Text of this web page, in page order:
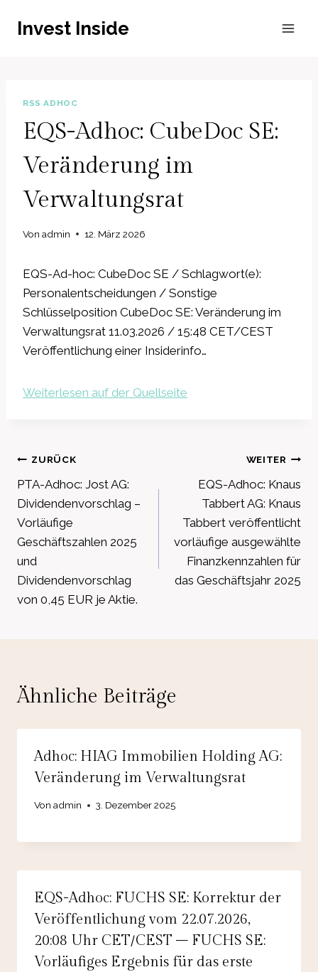
InhaltInvest Inside
RSS ADHOC
EQS-Adhoc: CubeDoc SE:
Veränderung im
Verwaltungsrat
Von admin 12. März 2026
EQS-Ad-hoc: CubeDoc SE / Schlagwort(e):
Personalentscheidungen / Sonstige
Schlüsselposition CubeDoc SE: Veränderung im
Verwaltungsrat 11.03.2026 / 15:48 CET/CEST
Veröffentlichung einer Insiderinfo…
Weiterlesen auf der Quellseite
Beitragsnavigation
ZURÜCK
PTA-Adhoc: Jost AG:
Dividendenvorschlag –
Vorläufige
Geschäftszahlen 2025
und
Dividendenvorschlag
von 0,45 EUR je Aktie.
WEITER
EQS-Adhoc: Knaus
Tabbert AG: Knaus
Tabbert veröffentlicht
vorläufige ausgewählte
Finanzkennzahlen für
das Geschäftsjahr 2025
Ähnliche Beiträge
Adhoc: HIAG Immobilien Holding AG:
Veränderung im Verwaltungsrat
Von admin 3. Dezember 2025
EQS-Adhoc: FUCHS SE: Korrektur der
Veröffentlichung vom 22.07.2026,
20:08 Uhr CET/CEST – FUCHS SE:
Vorläufiges Ergebnis für das erste